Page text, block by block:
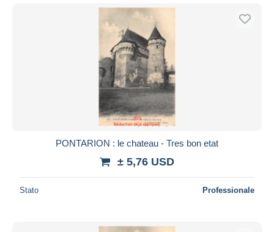
PONTARION : le chateau - Tres bon etat
± 5,76 USD
Stato Professionale